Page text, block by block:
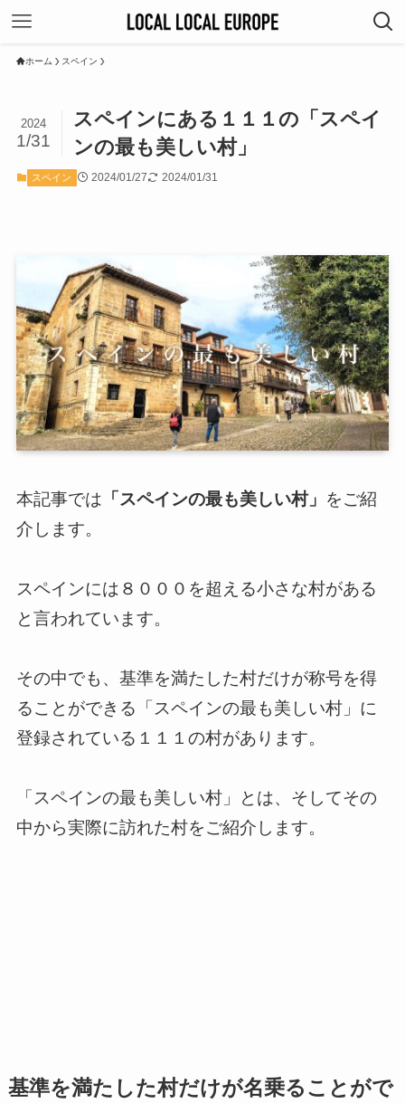
ホーム スペイン
スペインにある１１１の「スペイ
ンの最も美しい村」
2024
1/31
スペイン 2024/01/27 2024/01/31
本記事では 「スペインの最も美しい村」 をご紹
介します。
スペインには８０００を超える小さな村がある
と言われています。
その中でも、基準を満たした村だけが称号を得
ることができる「スペインの最も美しい村」に
登録されている１１１の村があります。
「スペインの最も美しい村」とは、そしてその
中から実際に訪れた村をご紹介します。
基準を満たした村だけが名乗ることがで